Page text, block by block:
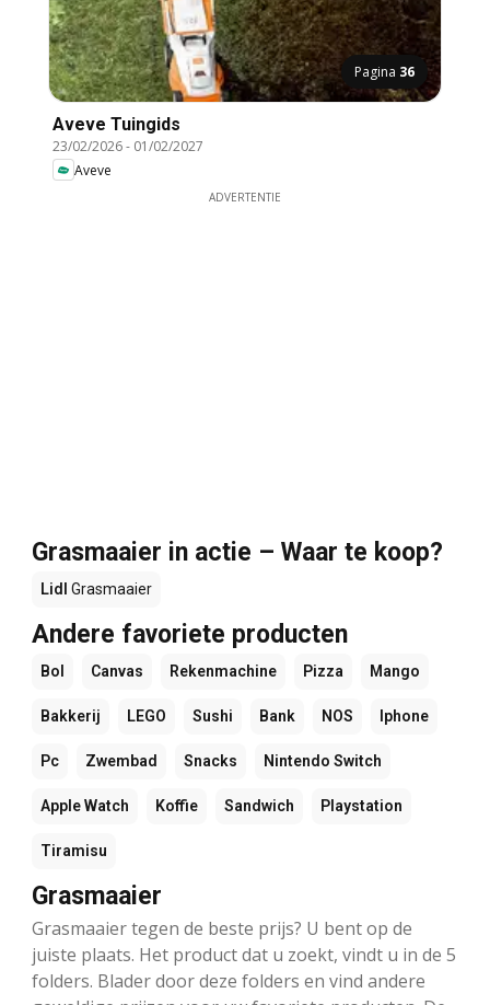
Pagina 36
Aveve Tuingids
23/02/2026- 01/02/2027
Aveve
ADVERTENTIE
Grasmaaier in actie – Waar te koop?
Lidl Grasmaaier
Andere favoriete producten
Bol Canvas Rekenmachine Pizza Mango
Bakkerij LEGO Sushi Bank NOS Iphone
Pc Zwembad Snacks Nintendo Switch
Apple Watch Koffie Sandwich Playstation
Tiramisu
Grasmaaier
Grasmaaier tegen de beste prijs? U bent op de
juiste plaats. Het product dat u zoekt, vindt u in de 5
folders. Blader door deze folders en vind andere